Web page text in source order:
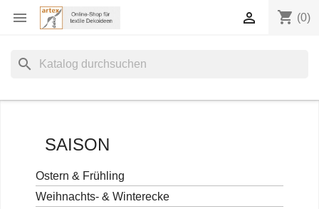
 shopping_cart (0)

search
SAISON
Ostern & Frühling
Weihnachts- & Winterecke